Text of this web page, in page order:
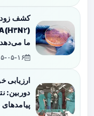
ما
۱۴۰۵-
ارزیابی
دوربین:
پیامدهای